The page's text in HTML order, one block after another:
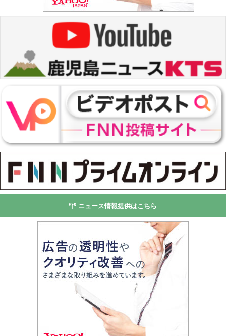
ニュース情報提供はこちら